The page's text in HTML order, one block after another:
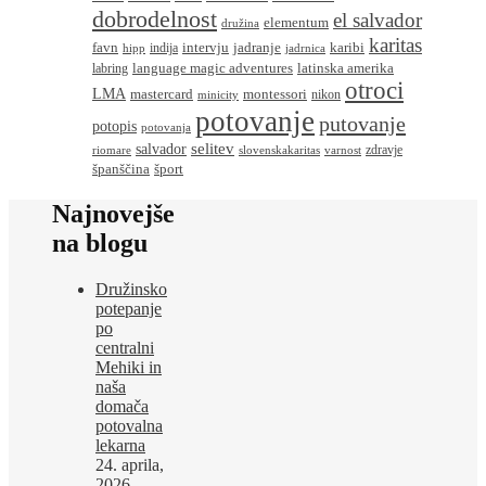
dobrodelnost družina elementum el salvador
favn hipp indija intervju jadranje jadrnica karibi karitas
labring language magic adventures latinska amerika
LMA mastercard minicity montessori nikon otroci
potopis potovanja potovanje putovanje
riomare salvador selitev slovenskakaritas varnost zdravje
španščina šport
Najnovejše
na blogu
Družinsko
potepanje
po
centralni
Mehiki in
naša
domača
potovalna
lekarna
24. aprila,